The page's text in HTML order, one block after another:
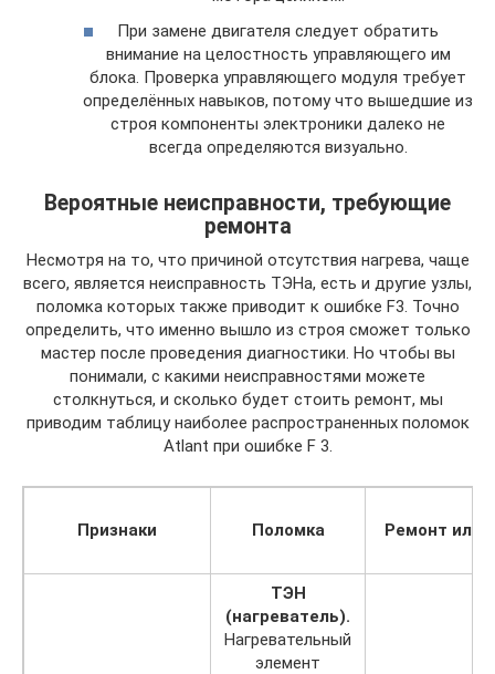
При замене двигателя следует обратить
внимание на целостность управляющего им
блока. Проверка управляющего модуля требует
определённых навыков, потому что вышедшие из
строя компоненты электроники далеко не
всегда определяются визуально.
Вероятные неисправности, требующие
ремонта
Несмотря на то, что причиной отсутствия нагрева, чаще
всего, является неисправность ТЭНа, есть и другие узлы,
поломка которых также приводит к ошибке F3. Точно
определить, что именно вышло из строя сможет только
мастер после проведения диагностики. Но чтобы вы
понимали, с какими неисправностями можете
столкнуться, и сколько будет стоить ремонт, мы
приводим таблицу наиболее распространенных поломок
Atlant при ошибке F 3.
Признаки Поломка Ремонт или
ТЭН
(нагреватель).
Нагревательный
элемент